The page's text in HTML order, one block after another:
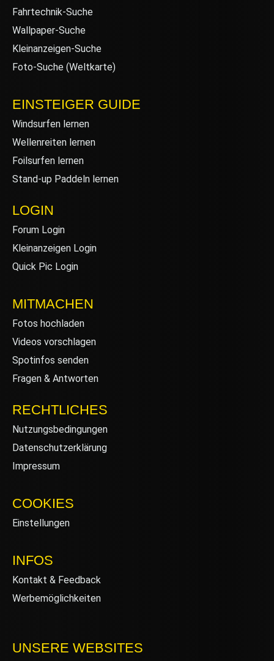
Fahrtechnik-Suche
Wallpaper-Suche
Kleinanzeigen-Suche
Foto-Suche (Weltkarte)
EINSTEIGER GUIDE
Windsurfen lernen
Wellenreiten lernen
Foilsurfen lernen
Stand-up Paddeln lernen
LOGIN
Forum Login
Kleinanzeigen Login
Quick Pic Login
MITMACHEN
Fotos hochladen
Videos vorschlagen
Spotinfos senden
Fragen & Antworten
RECHTLICHES
Nutzungsbedingungen
Datenschutzerklärung
Impressum
COOKIES
Einstellungen
INFOS
Kontakt & Feedback
Werbemöglichkeiten
UNSERE WEBSITES